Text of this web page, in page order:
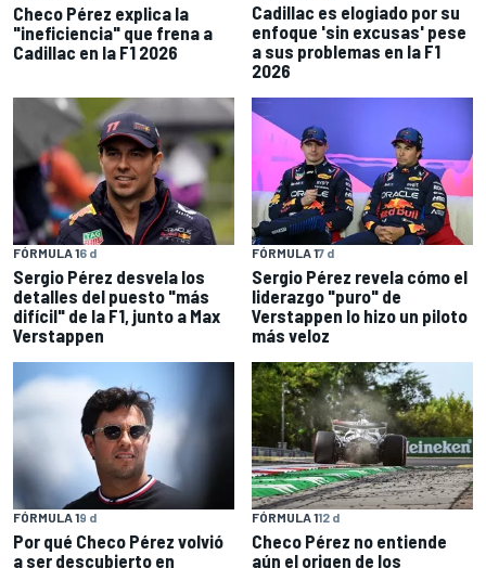
Checo Pérez explica la
"ineficiencia" que frena a
Cadillac en la F1 2026
Cadillac es elogiado por su
enfoque 'sin excusas' pese
a sus problemas en la F1
2026
FÓRMULA 16 d
Sergio Pérez desvela los
detalles del puesto "más
difícil" de la F1, junto a Max
Verstappen
FÓRMULA 17 d
Sergio Pérez revela cómo el
liderazgo "puro" de
Verstappen lo hizo un piloto
más veloz
FÓRMULA 19 d
Por qué Checo Pérez volvió
a ser descubierto en
FÓRMULA 112 d
Checo Pérez no entiende
aún el origen de los